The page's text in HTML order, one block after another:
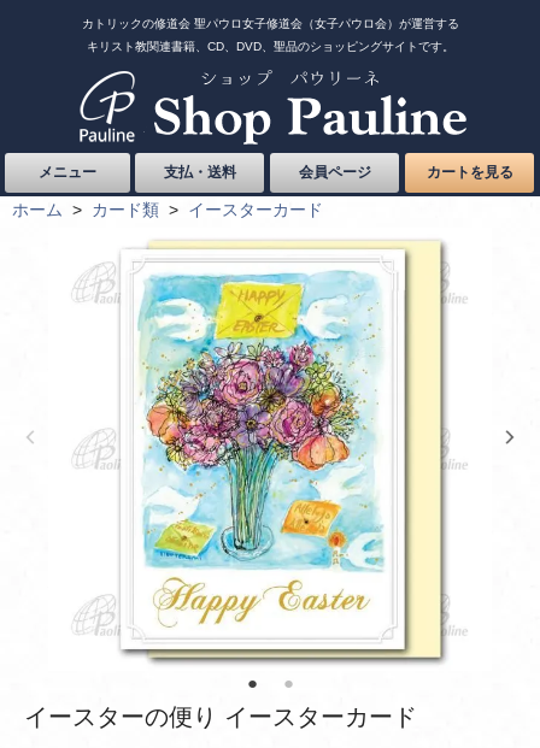
カトリックの修道会 聖パウロ女子修道会（女子パウロ会）が運営する
キリスト教関連書籍、CD、DVD、聖品のショッピングサイトです。
メニュー 支払・送料 会員ページ カートを見る
ホーム > カード類 > イースターカード
イースターの便り イースターカード